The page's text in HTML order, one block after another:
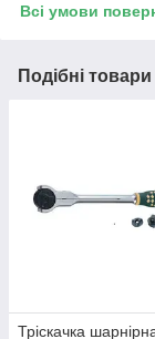
Всі умови
Подібні товари
Тріскачка